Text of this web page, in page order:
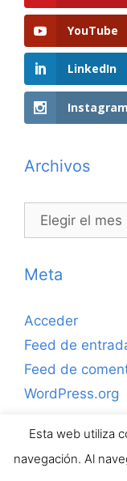
YouTube
LinkedIn
Instagram
Archivos
Archivos
Meta
Acceder
Feed de
Feed de
WordPress.org
Copyrihgt ©
Antonio
Esta web utiliza
navegación. Al